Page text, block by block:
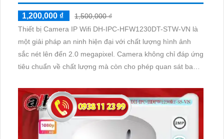
1,200,000 ₫
1,500,000 ₫
Thiết bị Camera IP Wifi DH-IPC-HFW1230DT-STW-VN là
một giải pháp an ninh hiện đại với chất lượng hình ảnh
sắc nét lên đến 2.0 megapixel. Camera không chỉ đáp ứng
tiêu chuẩn về chất lượng mà còn cho phép quan sát ban